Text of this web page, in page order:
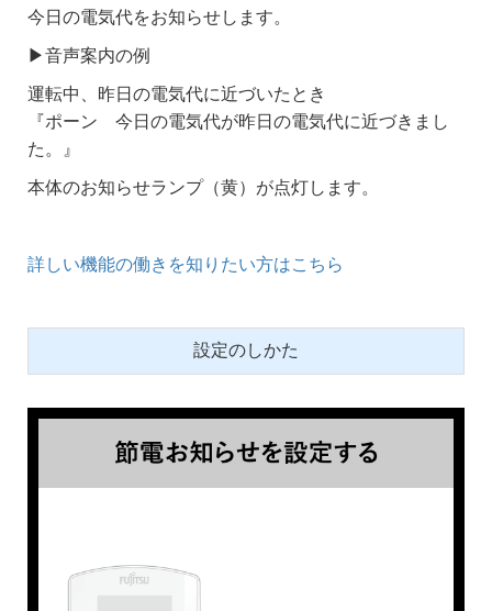
今日の電気代をお知らせします。
▶音声案内の例
運転中、昨日の電気代に近づいたとき
『ポーン 今日の電気代が昨日の電気代に近づきまし
た。』
本体のお知らせランプ（黄）が点灯します。
詳しい機能の働きを知りたい方はこちら
設定のしかた